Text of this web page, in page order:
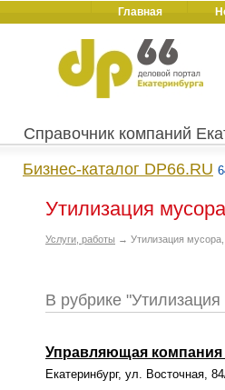
Главная
Справочник компаний
Бизнес-каталог DP66.RU
Утилизация
Услуги, работы → Утилизация мусора,
В рубрике
Управляющая
Екатеринбург, ул. Восточная,